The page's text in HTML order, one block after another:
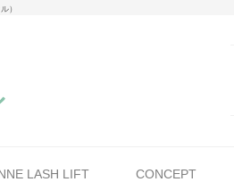
）
LASH LIFT CONCEPT